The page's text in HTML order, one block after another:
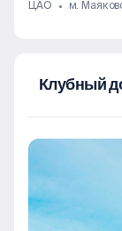
ЦАО м.
Клубный